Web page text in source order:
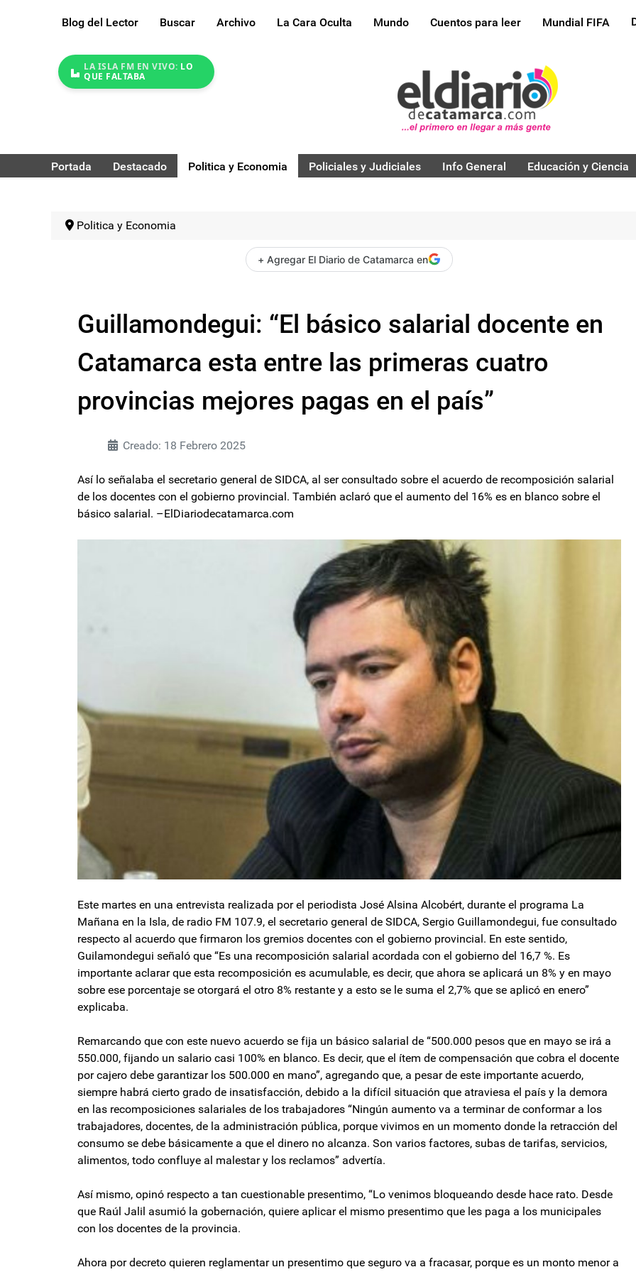
Blog del Lector Buscar Archivo La Cara Oculta Mundo Cuentos para leer Mundial FIFA
LA ISLA FM EN VIVO: LO
QUE FALTABA
Portada Destacado Politica y Economia Policiales y Judiciales Info General Educación y Ciencia
Politica y Economia
+ Agregar El Diario de Catamarca en
Guillamondegui: “El básico salarial docente en
Catamarca esta entre las primeras cuatro
provincias mejores pagas en el país”
Creado: 18 Febrero 2025
Así lo señalaba el secretario general de SIDCA, al ser consultado sobre el acuerdo de recomposición salarial
de los docentes con el gobierno provincial. También aclaró que el aumento del 16% es en blanco sobre el
básico salarial. –ElDiariodecatamarca.com
Este martes en una entrevista realizada por el periodista José Alsina Alcobért, durante el programa La
Mañana en la Isla, de radio FM 107.9, el secretario general de SIDCA, Sergio Guillamondegui, fue consultado
respecto al acuerdo que firmaron los gremios docentes con el gobierno provincial. En este sentido,
Guilamondegui señaló que “Es una recomposición salarial acordada con el gobierno del 16,7 %. Es
importante aclarar que esta recomposición es acumulable, es decir, que ahora se aplicará un 8% y en mayo
sobre ese porcentaje se otorgará el otro 8% restante y a esto se le suma el 2,7% que se aplicó en enero”
explicaba.
Remarcando que con este nuevo acuerdo se fija un básico salarial de “500.000 pesos que en mayo se irá a
550.000, fijando un salario casi 100% en blanco. Es decir, que el ítem de compensación que cobra el docente
por cajero debe garantizar los 500.000 en mano”, agregando que, a pesar de este importante acuerdo,
siempre habrá cierto grado de insatisfacción, debido a la difícil situación que atraviesa el país y la demora
en las recomposiciones salariales de los trabajadores “Ningún aumento va a terminar de conformar a los
trabajadores, docentes, de la administración pública, porque vivimos en un momento donde la retracción del
consumo se debe básicamente a que el dinero no alcanza. Son varios factores, subas de tarifas, servicios,
alimentos, todo confluye al malestar y los reclamos” advertía.
Así mismo, opinó respecto a tan cuestionable presentimo, “Lo venimos bloqueando desde hace rato. Desde
que Raúl Jalil asumió la gobernación, quiere aplicar el mismo presentimo que les paga a los municipales
con los docentes de la provincia.
Ahora por decreto quieren reglamentar un presentimo que seguro va a fracasar, porque es un monto menor a